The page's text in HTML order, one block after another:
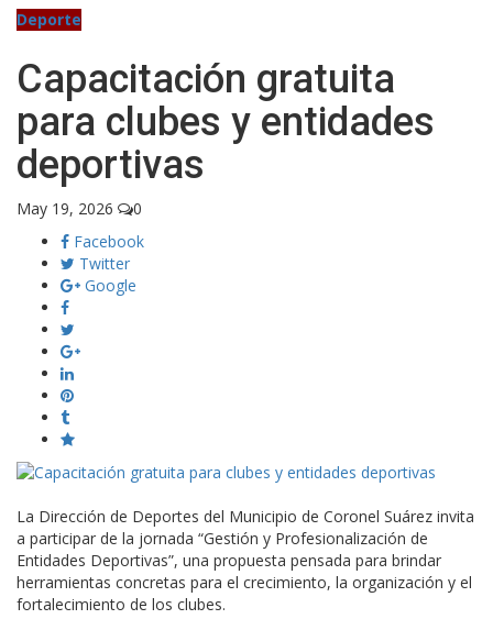
Deporte
Capacitación gratuita
para clubes y entidades
deportivas
May 19, 2026
0
Facebook
Twitter
Google
La Dirección de Deportes del Municipio de Coronel Suárez invita
a participar de la jornada “Gestión y Profesionalización de
Entidades Deportivas”, una propuesta pensada para brindar
herramientas concretas para el crecimiento, la organización y el
fortalecimiento de los clubes.